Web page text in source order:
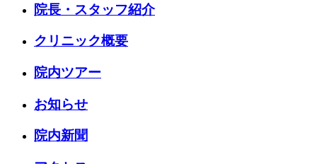
院長・スタッフ紹介
クリニック概要
院内ツアー
お知らせ
院内新聞